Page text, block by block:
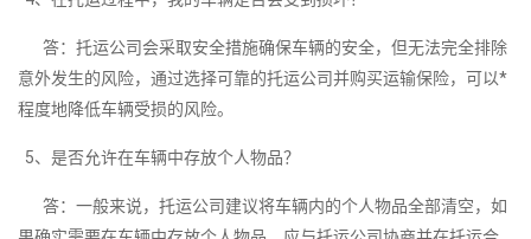
答：托运公司会采取安全措施确保车辆的安全，但无法完全排除
意外发生的风险，通过选择可靠的托运公司并购买运输保险，可以*
程度地降低车辆受损的风险。
5、是否允许在车辆中存放个人物品？
答：一般来说，托运公司建议将车辆内的个人物品全部清空，如